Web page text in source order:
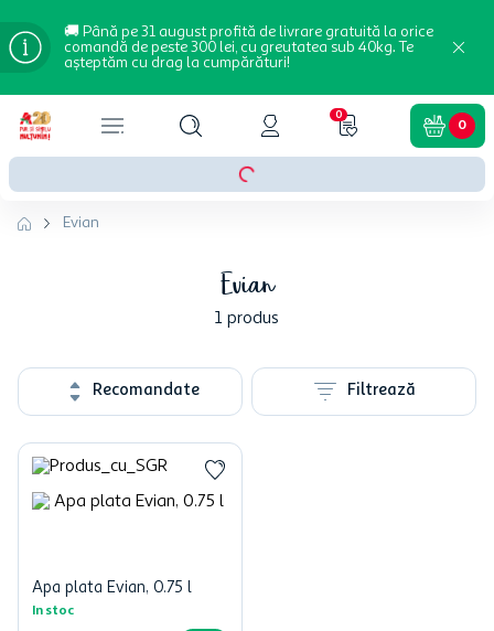
🚚 Până pe 31 august profită de livrare gratuită la orice
comandă de peste 300 lei, cu greutatea sub 40kg. Te
așteptăm cu drag la cumpărături!
0
0
Evian
Evian
1 produs
Recomandate Filtrează
Apa plata Evian, 0.75 l
In stoc